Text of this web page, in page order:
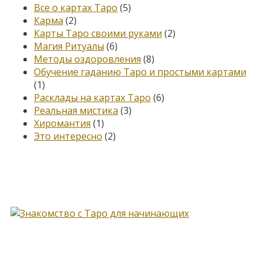
Все о картах Таро (5)
Карма (2)
Карты Таро своими руками (2)
Магия Ритуалы (6)
Методы оздоровления (8)
Обучение гаданию Таро и простыми картами
(1)
Расклады на картах Таро (6)
Реальная мистика (3)
Хиромантия (1)
Это интересно (2)